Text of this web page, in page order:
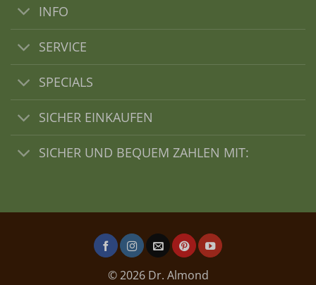
INFO
SERVICE
SPECIALS
SICHER EINKAUFEN
SICHER UND BEQUEM ZAHLEN MIT:
© 2026 Dr. Almond